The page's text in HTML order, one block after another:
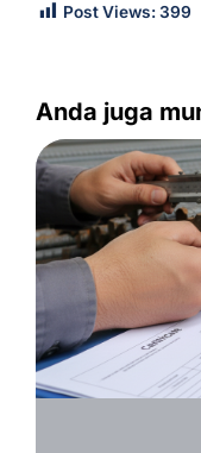
Post Views:399
Anda juga